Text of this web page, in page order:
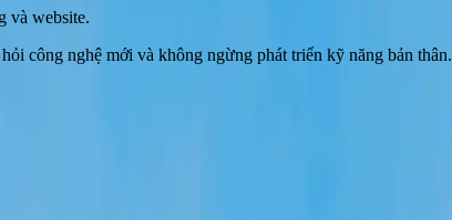
và website.
công nghệ mới và không ngừng phát triển kỹ năng bản thân.